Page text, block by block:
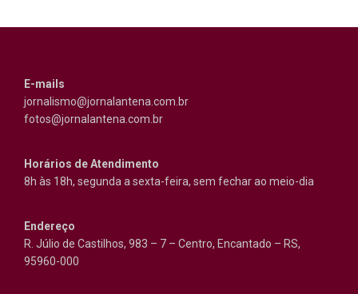
E-mails
jornalismo@jornalantena.com.br
fotos@jornalantena.com.br
Horários de Atendimento
8h às 18h, segunda a sexta-feira, sem fechar ao meio-dia
Endereço
R. Júlio de Castilhos, 983 – 7 – Centro, Encantado – RS,
95960-000